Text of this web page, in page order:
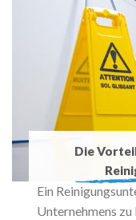
Die
Ein
Unternehmens